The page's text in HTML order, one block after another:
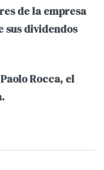
de la empresa
sus dividendos
Paolo Rocca, el